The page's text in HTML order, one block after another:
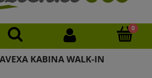
KABINA WALK-IN